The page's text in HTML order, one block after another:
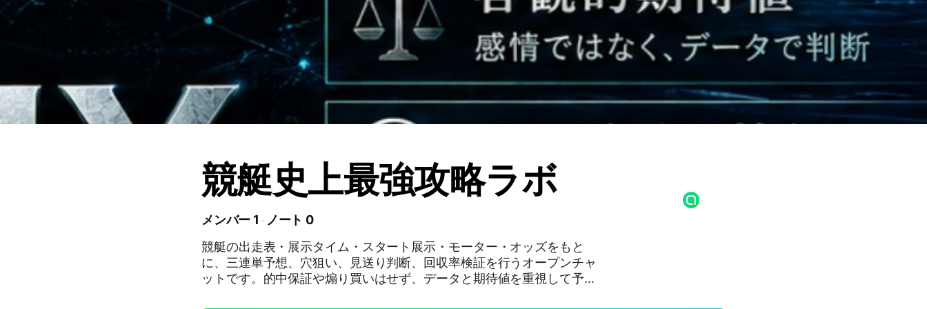
競艇史上最強攻略ラボ
メンバー 1
ノート 0
競艇の出走表・展示タイム・スタート展示・モーター・オッズをもと
に、三連単予想、穴狙い、見送り判断、回収率検証を行うオープンチャ
ットです。的中保証や煽り買いはせず、データと期待値を重視して予想